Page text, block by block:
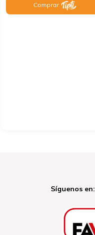
Comprar
Síguenos en: